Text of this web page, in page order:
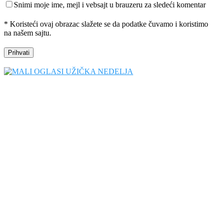
Snimi moje ime, mejl i vebsajt u brauzeru za sledeći komentar
* Koristeći ovaj obrazac slažete se da podatke čuvamo i koristimo
na našem sajtu.